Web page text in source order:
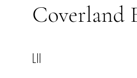
Coverland
LII